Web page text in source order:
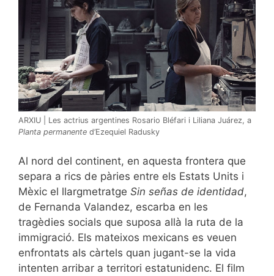
ARXIU | Les actrius argentines Rosario Bléfari i Liliana Juárez, a
Planta permanente d’Ezequiel Radusky
Al nord del continent, en aquesta frontera que
separa a rics de pàries entre els Estats Units i
Mèxic el llargmetratge Sin señas de identidad,
de Fernanda Valandez, escarba en les
tragèdies socials que suposa allà la ruta de la
immigració. Els mateixos mexicans es veuen
enfrontats als càrtels quan jugant-se la vida
intenten arribar a territori estatunidenc. El film